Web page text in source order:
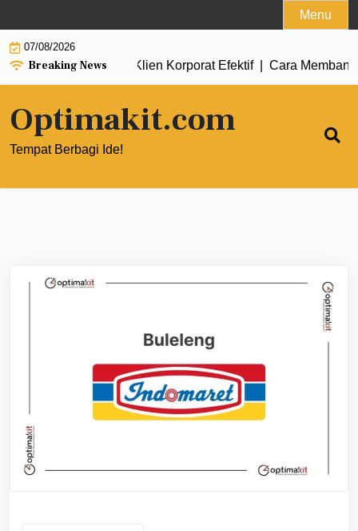
to
content
Menu
07/08/2026
Breaking News
Mendapatkan Klien Korporat Efektif |Cara Membangun
Optimakit.com
Tempat Berbagi Ide!